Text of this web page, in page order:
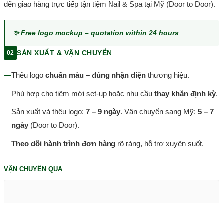
đến giao hàng trực tiếp tận tiệm Nail & Spa tại Mỹ (Door to Door).
✨ Free logo mockup – quotation within 24 hours
02 SẢN XUẤT & VẬN CHUYỂN
—Thêu logo chuẩn màu – đúng nhận diện thương hiệu.
—Phù hợp cho tiệm mới set-up hoặc nhu cầu thay khăn định kỳ.
—Sản xuất và thêu logo: 7 – 9 ngày. Vận chuyển sang Mỹ: 5 – 7
ngày (Door to Door).
—Theo dõi hành trình đơn hàng rõ ràng, hỗ trợ xuyên suốt.
VẬN CHUYỂN QUA